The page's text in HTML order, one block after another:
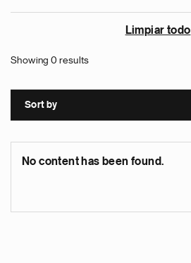
Limpiar todo
Showing 0 results
Sort by
No content has been found.